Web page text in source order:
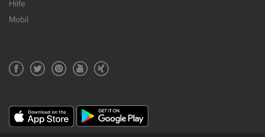
Hilfe
Mobil